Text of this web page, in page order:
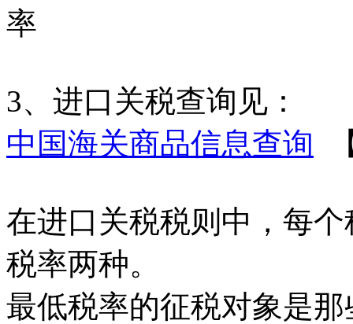
率
3、进口关税查询见：
中国海关商品信息查询
在进口关税税则中，每
税率两种。
最低税率的征税对象是